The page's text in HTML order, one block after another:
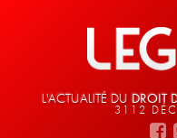
L'ACTUALITÉ DU DROIT
3112